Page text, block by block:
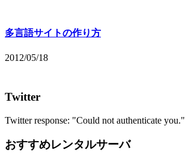
多言語サイトの作り方
2012/05/18
Twitter
Twitter response: "Could not authenticate you."
おすすめレンタルサーバ